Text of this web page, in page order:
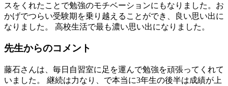
スをくれたことで勉強のモチベーションにもなりました。お
かげでつらい受験期を乗り越えることができ、良い思い出に
なりました。 高校生活で最も濃い思い出になりました。
先生からのコメン ト
藤石さんは、毎日自習室に足を運んで勉強を頑張ってくれて
いました。 継続は力なり、で本当に3年生の後半は成績が上